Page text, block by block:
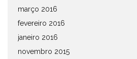
março 2016
fevereiro 2016
janeiro 2016
novembro 2015